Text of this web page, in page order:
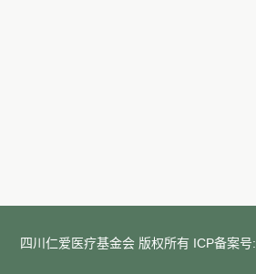
四川仁爱医疗基金会 版权所有 ICP备案号: